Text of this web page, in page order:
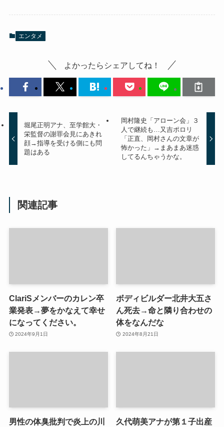
エンタメ
よかったらシェアしてね！
堀尾正明アナ、至学館大・
栄監督の謝罪会見にあきれ
顔→指導を受ける側にも問
題はある
岡村隆史「アローン会」３
人で継続も…又吉ポロリ
「正直、岡村さんの文章が
怖かった」→まあまあ迷惑
してるんちゃうかな。
関連記事
ClariSメンバーのカレン卒
業発表→夢をかなえて幸せ
になってください。
2024年9月1日
ボディビルダー北井大五さ
ん死去→命と隣り合わせの
体をなんだな
2024年8月21日
男性の体臭批判で炎上の川
久代萌美アナが第１子出産